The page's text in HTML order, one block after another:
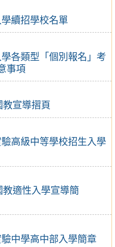
續招學校名單
各類型「個別報名」考
事項
宣導摺頁
高級中等學校招生入學
適性入學宣導簡
中學高中部入學簡章